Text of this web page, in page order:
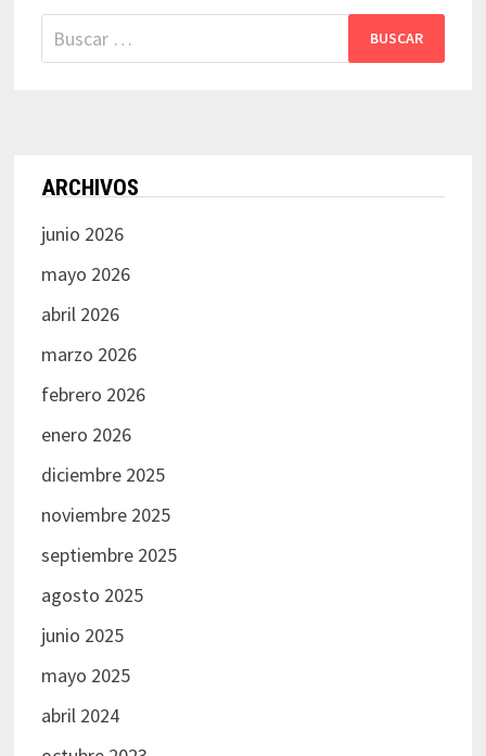
Buscar:
ARCHIVOS
junio 2026
mayo 2026
abril 2026
marzo 2026
febrero 2026
enero 2026
diciembre 2025
noviembre 2025
septiembre 2025
agosto 2025
junio 2025
mayo 2025
abril 2024